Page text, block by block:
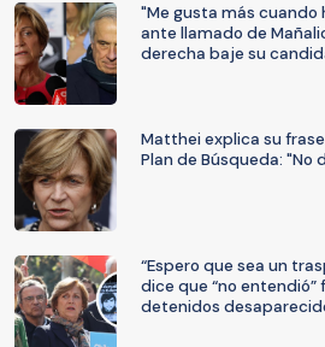
"Me gusta más cuando
ante llamado de
derecha baje su
Matthei explica su
Plan de Búsqueda: "No
“Espero que sea un
dice que “no
detenidos